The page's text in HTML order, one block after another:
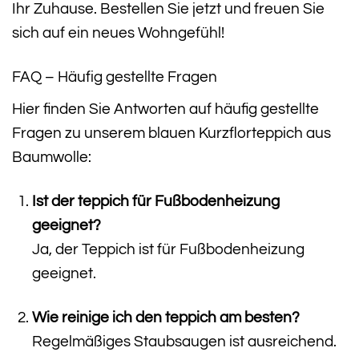
Ihr Zuhause. Bestellen Sie jetzt und freuen Sie
sich auf ein neues Wohngefühl!
FAQ – Häufig gestellte Fragen
Hier finden Sie Antworten auf häufig gestellte
Fragen zu unserem blauen Kurzflorteppich aus
Baumwolle:
Ist der teppich für Fußbodenheizung
geeignet?
Ja, der Teppich ist für Fußbodenheizung
geeignet.
Wie reinige ich den teppich am besten?
Regelmäßiges Staubsaugen ist ausreichend.